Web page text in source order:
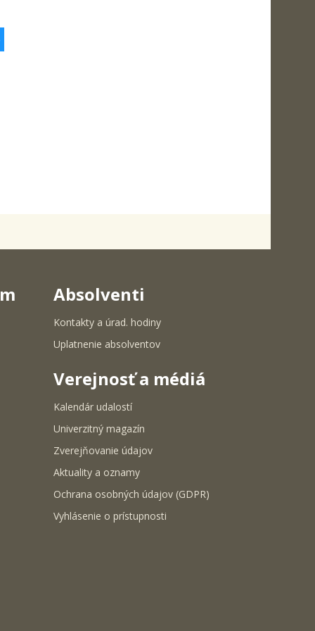
Absolventi
Kontakty a úrad. hodiny
Uplatnenie absolventov
Verejnosť a médiá
Kalendár udalostí
Univerzitný magazín
Zverejňovanie údajov
Aktuality a oznamy
Ochrana osobných údajov (GDPR)
Vyhlásenie o prístupnosti